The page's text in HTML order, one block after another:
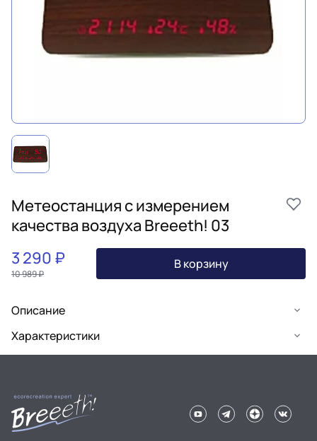
Метеостанция с измерением
качества воздуха Breeeth! 03
3 290 ₽
10 989 ₽
В корзину
Описание
Характеристики